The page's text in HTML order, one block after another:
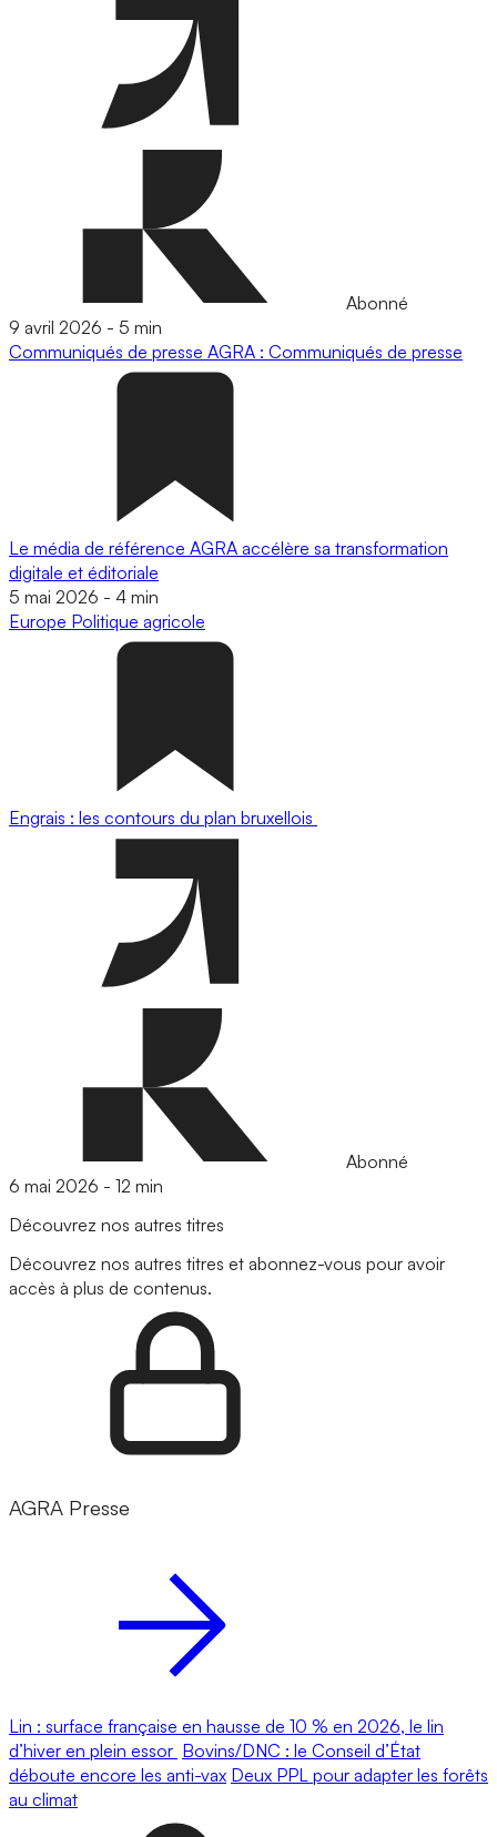
Abonné
9 avril 2026 - 5 min
Communiqués de presse AGRA : Communiqués de presse
Le média de référence AGRA accélère sa transformation
digitale et éditoriale
5 mai 2026 - 4 min
Europe Politique agricole
Engrais : les contours du plan bruxellois
Abonné
6 mai 2026 - 12 min
Découvrez nos autres titres
Découvrez nos autres titres et abonnez-vous pour avoir
accès à plus de contenus.
AGRA Presse
Lin : surface française en hausse de 10 % en 2026, le lin
d’hiver en plein essor Bovins/DNC : le Conseil d’État
déboute encore les anti-vax Deux PPL pour adapter les forêts
au climat